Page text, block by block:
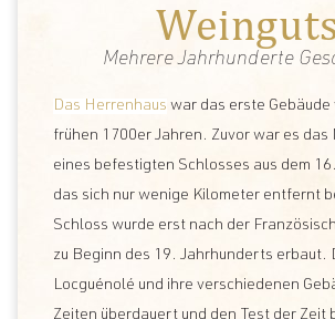
Mehrere Jahrhunderte
Das Herrenhaus war das erste Gebäude
frühen 1700er Jahren. Zuvor war es das
eines befestigten Schlosses aus dem
das sich nur wenige Kilometer entfernt
Schloss wurde erst nach der
zu Beginn des 19. Jahrhunderts erbaut.
Locguénolé und ihre verschiedenen
Zeiten überdauert und den Test der Zeit